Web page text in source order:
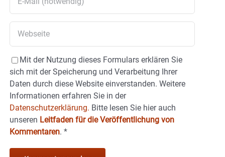
Mit der Nutzung dieses Formulars erklären Sie
sich mit der Speicherung und Verarbeitung Ihrer
Daten durch diese Website einverstanden. Weitere
Informationen erfahren Sie in der
Datenschutzerklärung. Bitte lesen Sie hier auch
unseren Leitfaden für die Veröffentlichung von
Kommentaren. *